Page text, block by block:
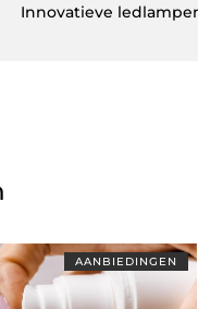
Innovatieve
AANBIEDINGEN